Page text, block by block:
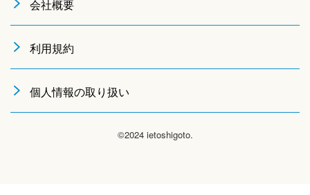
会社概要
利用規約
個人情報の取り扱い
©2024 ietoshigoto.